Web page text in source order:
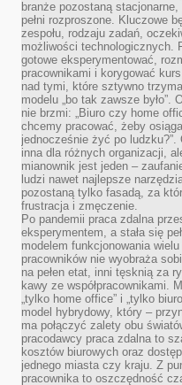
branże pozostaną
pełni rozproszone. Kluczowe
zespołu, rodzaju zadań,
możliwości technologicznych.
gotowe eksperymentować,
pracownikami i korygować
nad tymi, które sztywno
modelu „bo tak zawsze było”.
nie brzmi: „Biuro czy home
chcemy pracować, żeby
jednocześnie żyć po ludzku?”.
inna dla różnych organizacji,
mianownik jest jeden –
ludzi nawet najlepsze
pozostaną tylko fasadą, za
frustracja i zmęczenie.
Po pandemii praca zdalna
eksperymentem, a stała się
modelem funkcjonowania
pracowników nie wyobraża
na pełen etat, inni tęsknią za
kawy ze współpracownikami.
„tylko home office” i „tylko
model hybrydowy, który –
ma połączyć zalety obu
pracodawcy praca zdalna to
kosztów biurowych oraz
jednego miasta czy kraju. Z
pracownika to oszczędność